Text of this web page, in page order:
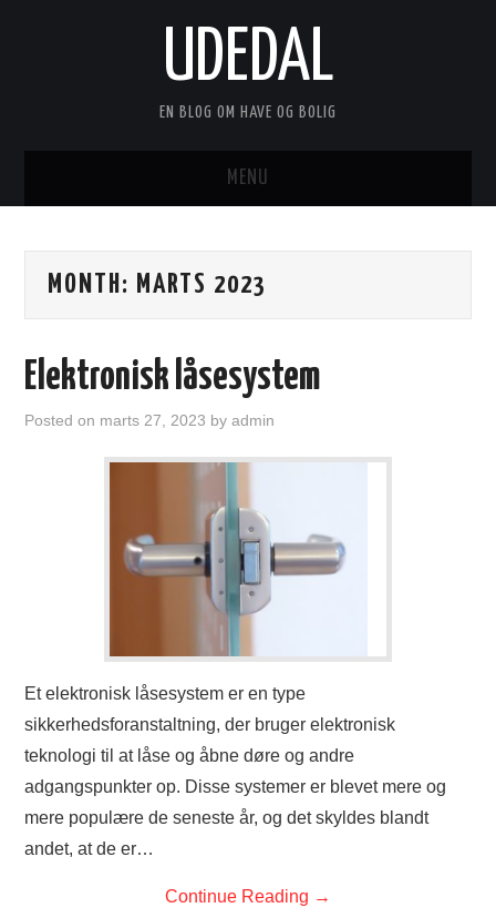
UDEDAL
EN BLOG OM HAVE OG BOLIG
MENU
ANNONCERING
MONTH: MARTS 2023
Elektronisk låsesystem
Posted on marts 27, 2023 byadmin
Et elektronisk låsesystem er en type
sikkerhedsforanstaltning, der bruger elektronisk
teknologi til at låse og åbne døre og andre
adgangspunkter op. Disse systemer er blevet mere og
mere populære de seneste år, og det skyldes blandt
andet, at de er…
Continue Reading →